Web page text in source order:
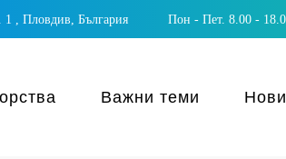
Пловдив, България Пон - Пет. 8.00 -
Важни теми